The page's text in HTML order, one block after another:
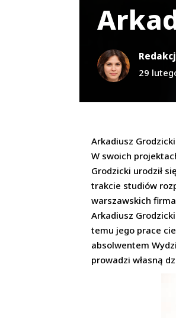
29
Arkadiusz
W swoich
Grodzicki urodził
trakcie studiów
warszawskich
Arkadiusz
temu jego prace
absolwentem
prowadzi własną